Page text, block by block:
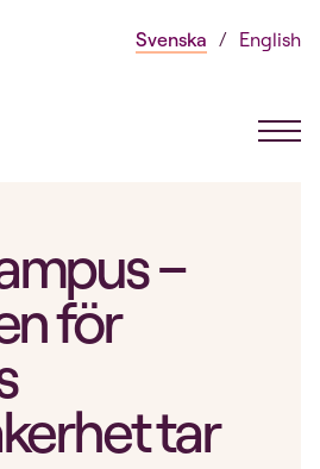
Svenska English
–
för
tar